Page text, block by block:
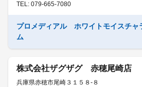
TEL: 079-665-7080
プロメディアル ホワイトモイスチャ
ム
株式会社ザグザグ 赤穂尾崎店
兵庫県赤穂市尾崎３１５８-８